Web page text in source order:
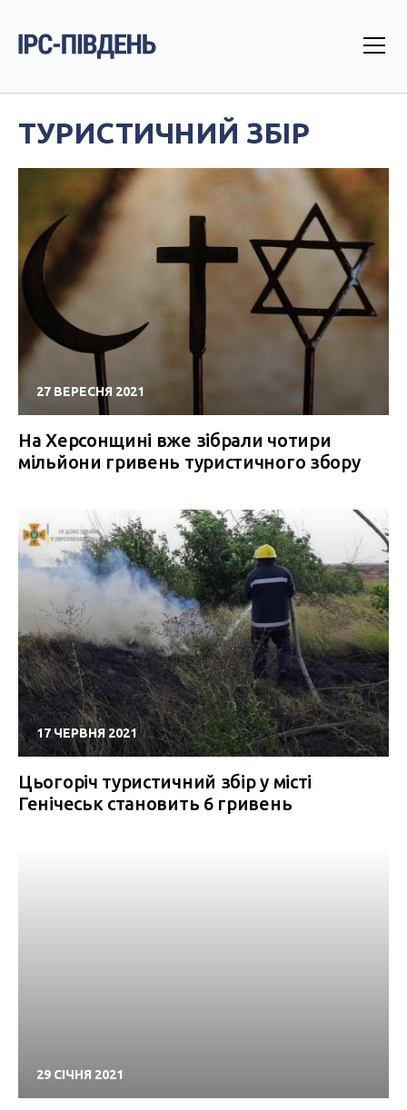
ТУРИСТИЧНИЙ ЗБІР
27 ВЕРЕСНЯ 2021
На Херсонщині вже зібрали чотири
мільйони гривень туристичного збору
17 ЧЕРВНЯ 2021
Цьогоріч туристичний збір у місті
Генічеськ становить 6 гривень
29 СІЧНЯ 2021